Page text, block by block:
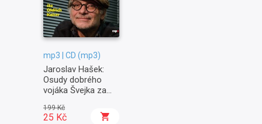
mp3 | CD (mp3)
Jaroslav Hašek:
Osudy dobrého
vojáka Švejka za
Na frontě
199 Kč
25 Kč